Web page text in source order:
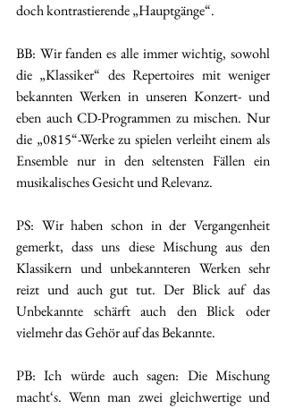
doch kontrastierende „Hauptgänge“.
BB: Wir fanden es alle immer wichtig, sowohl
die „Klassiker“ des Repertoires mit weniger
bekannten Werken in unseren Konzert- und
eben auch CD-Programmen zu mischen. Nur
die „0815“-Werke zu spielen verleiht einem als
Ensemble nur in den seltensten Fällen ein
musikalisches Gesicht und Relevanz.
PS: Wir haben schon in der Vergangenheit
gemerkt, dass uns diese Mischung aus den
Klassikern und unbekannteren Werken sehr
reizt und auch gut tut. Der Blick auf das
Unbekannte schärft auch den Blick oder
vielmehr das Gehör auf das Bekannte.
PB: Ich würde auch sagen: Die Mischung
macht‘s. Wenn man zwei gleichwertige und